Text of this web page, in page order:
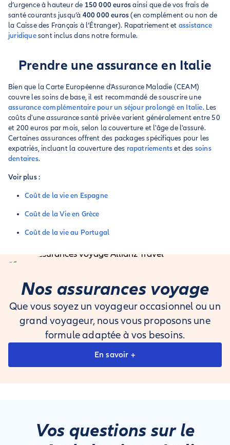
d’urgence à hauteur de 150 000 eurosainsi que de vos frais de
santé courants jusqu’à 400 000 euros(en complément ou non de
la Caisse des Français à l’Étranger). Rapatriement et assistance
juridiquesont inclus dans notre formule.
Prendre une assurance en Italie
Bien que la Carte Européenne d'Assurance Maladie (CEAM)
couvre les soins de base, il est recommandé de souscrire une
assurance complémentaire pour un séjour prolongé en Italie. Les
coûts d'une assurance santé privée varient généralement entre 50
et 200 euros par mois, selon la couverture et l'âge de l'assuré.
Certaines assurances offrent des packages spécifiques pour les
expatriés, incluant la couverture des rapatriementset des soins
dentaires.
Voir plus :
Coût de la vie en Espagne
Coût de la Vie en Grèce
Coût de la vie au Portugal
Nos assurances voyage
Que vous soyez un voyageur occasionnel ou un
grand voyageur, nous vous proposons une
formule adaptée à vos besoins.
En savoir +
Vos questions sur le